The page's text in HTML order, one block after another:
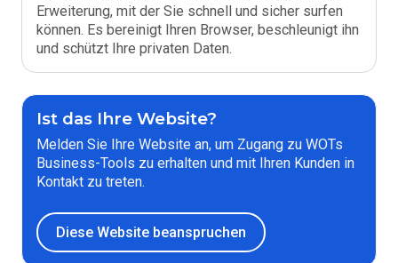
Erweiterung, mit der Sie schnell und sicher surfen
können. Es bereinigt Ihren Browser, beschleunigt ihn
und schützt Ihre privaten Daten.
Ist das Ihre Website?
Melden Sie Ihre Website an, um Zugang zu WOTs
Business-Tools zu erhalten und mit Ihren Kunden in
Kontakt zu treten.
Diese Website beanspruchen